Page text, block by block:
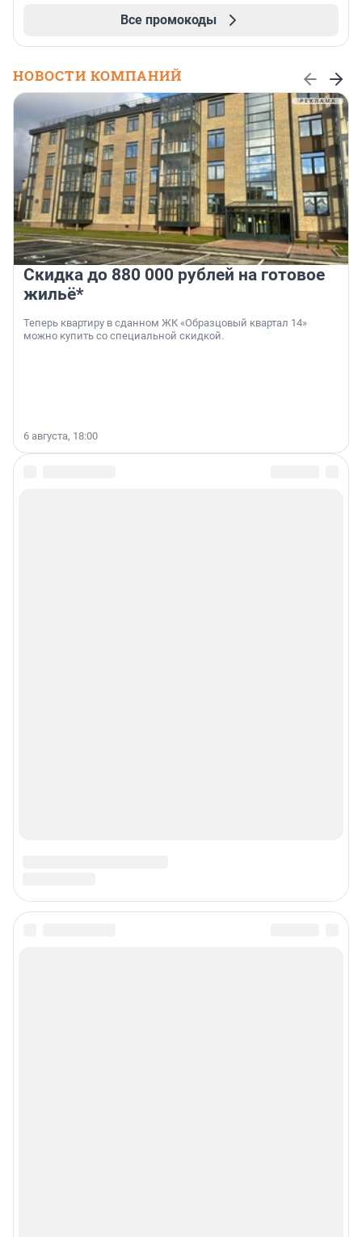
Все промокоды
НОВОСТИ КОМПАНИЙ
Скидка до 880 000 рублей на готовое
жильё*
Теперь квартиру в сданном ЖК «Образцовый квартал 14»
можно купить со специальной скидкой.
6 августа, 18:00